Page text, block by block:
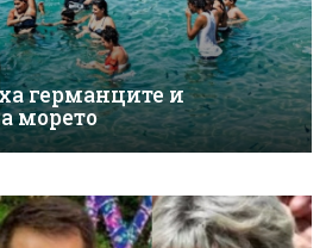
германците и
морето